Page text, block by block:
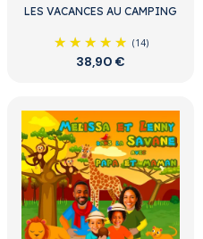
LES VACANCES AU CAMPING
(14)
38,90 €